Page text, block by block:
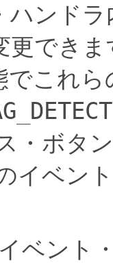
ハンドラ
更できま
でこれ
・ボタ
イベン
イベント